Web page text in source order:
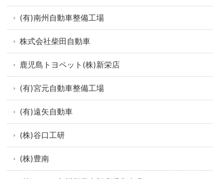
(有)南州自動車整備工場
株式会社柴田自動車
鹿児島トヨペット(株)新栄店
(有)宮元自動車整備工場
(有)遠矢自動車
(株)谷口工研
(株)豊南